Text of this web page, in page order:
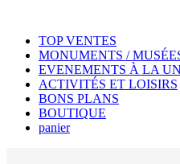
TOP VENTES
MONUMENTS /
EVENEMENTS À LA
ACTIVITÉS ET LOISIRS
BONS PLANS
BOUTIQUE
panier